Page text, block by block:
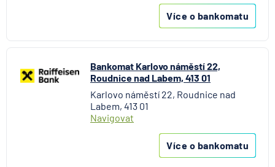
Více o bankomatu
Bankomat Karlovo náměstí 22,
Roudnice nad Labem, 413 01
Karlovo náměstí 22, Roudnice nad
Labem, 413 01
Navigovat
Více o bankomatu